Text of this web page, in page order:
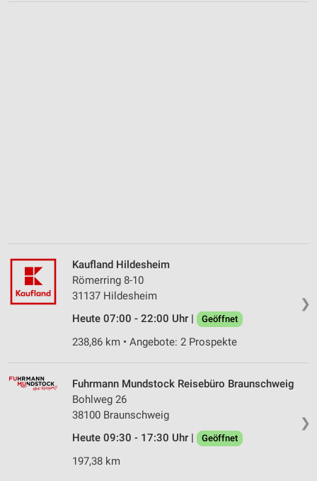
❯
Kaufland Hildesheim
Römerring 8-10
31137 Hildesheim
Heute 07:00 - 22:00 Uhr |
Geöffnet
238,86 km • Angebote: 2 Prospekte
❯
Fuhrmann Mundstock Reisebüro Braunschweig
Bohlweg 26
38100 Braunschweig
Heute 09:30 - 17:30 Uhr |
Geöffnet
197,38 km